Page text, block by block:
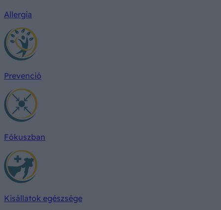
Allergia
Prevenció
Fókuszban
Kisállatok egészsége